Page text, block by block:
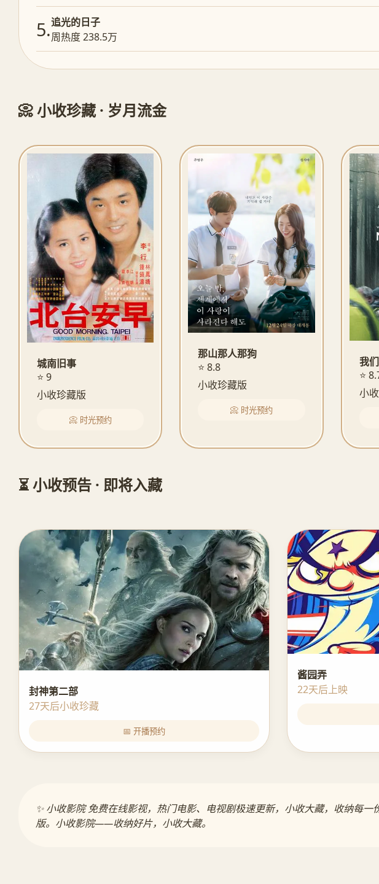
5.追光的日子
周热度 238.5万
📀 小收珍藏 · 岁月流金
城南旧事
⭐ 9
小收珍藏版
📀 时光预约
那山那人那狗
⭐ 8.8
小收珍藏版
📀 时光预约
我
⭐
小
⏳ 小收预告 · 即将入藏
封神第二部
27天后小收珍藏
📅 开播预约
酱园弄
22天后上映
✨ 小收影院 免费在线影视，热门电影、电视剧极速更新，小收大藏，收纳每
版。小收影院——收纳好片，小收大藏。